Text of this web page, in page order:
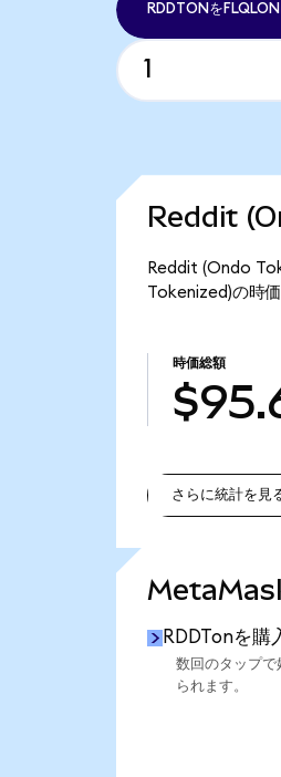
RDDTONを
Reddit
Reddit (Ondo
Tokenized)の時
時価総額
さらに統計を見
RDDTonを購
数回のタップで
られます。